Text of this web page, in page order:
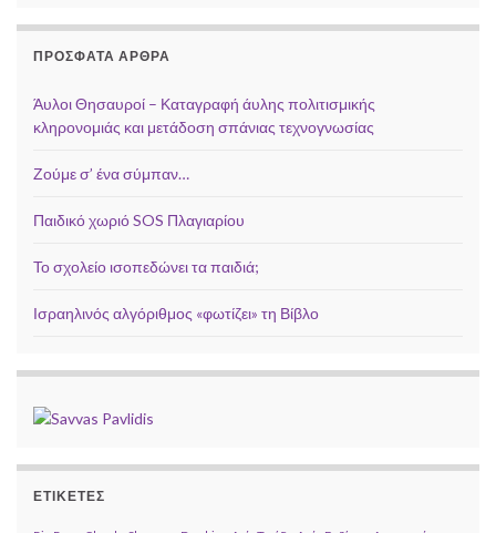
ΠΡΌΣΦΑΤΑ ΆΡΘΡΑ
Άυλοι Θησαυροί – Καταγραφή άυλης πολιτισμικής
κληρονομιάς και μετάδοση σπάνιας τεχνογνωσίας
Ζούμε σ’ ένα σύμπαν…
Παιδικό χωριό SOS Πλαγιαρίου
Το σχολείο ισοπεδώνει τα παιδιά;
Ισραηλινός αλγόριθμος «φωτίζει» τη Βίβλο
ΕΤΙΚΈΤΕΣ